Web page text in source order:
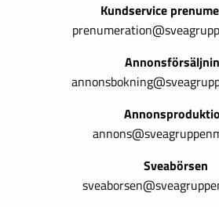
Kundservice
Sveabörsen